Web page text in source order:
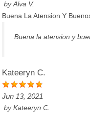
byAlva V.
Buena La Atension Y
Buena la atension y
Kateeryn C.
Jun 13, 2021
byKateeryn C.